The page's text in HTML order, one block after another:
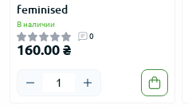
feminised
В наличии
0
160.00 ₴